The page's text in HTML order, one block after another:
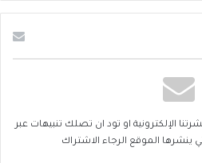
الإلكترونية او تود ان تصلك تنبيهات عبر
ينشرها الموقع الرجاء الاشتراك